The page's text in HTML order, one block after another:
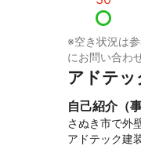
※空き状況は
にお問い合わ
アドテッ
自己紹介（
さぬき市で外
アドテック建